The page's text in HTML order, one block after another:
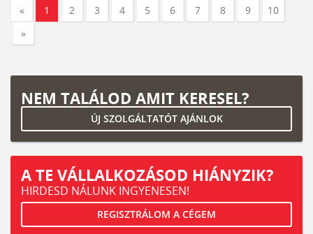
« 1 2 3 4 5 6 7 8 9
10
»
NEM TALÁLOD AMIT KERESEL?
ÚJ SZOLGÁLTATÓT AJÁNLOK
A TE VÁLLALKOZÁSOD HIÁNYZIK?
HIRDESD NÁLUNK INGYENESEN!
REGISZTRÁLOM A CÉGEM